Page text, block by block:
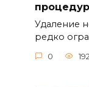
Удаление
редко
0 192